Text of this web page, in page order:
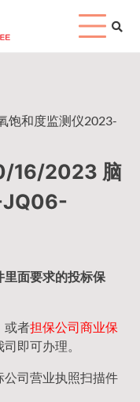
饱和度监测仪2023-
16/2023 脑
JQ06-
里面要求的投标保
或者担保公司商业保
司即可办理。
公司营业执照扫描件